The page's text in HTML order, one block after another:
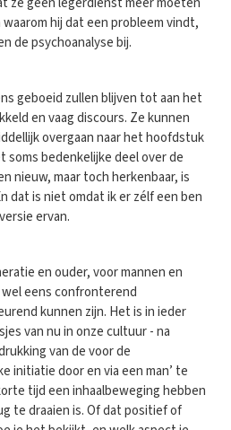
hij dat een probleem vindt,
de psychoanalyse bij.
geboeid zullen blijven tot aan het
en vaag discours. Ze kunnen
overgaan naar het hoofdstuk
soms bedenkelijke deel over de
nieuw, maar toch herkenbaar, is
dat is niet omdat ik er zélf een ben
ervan.
en ouder, voor mannen en
eens confronterend
kunnen zijn. Het is in ieder
van nu in onze cultuur - na
van de voor de
initiatie door en via een man’ te
tijd een inhaalbeweging hebben
te draaien is. Of dat positief of